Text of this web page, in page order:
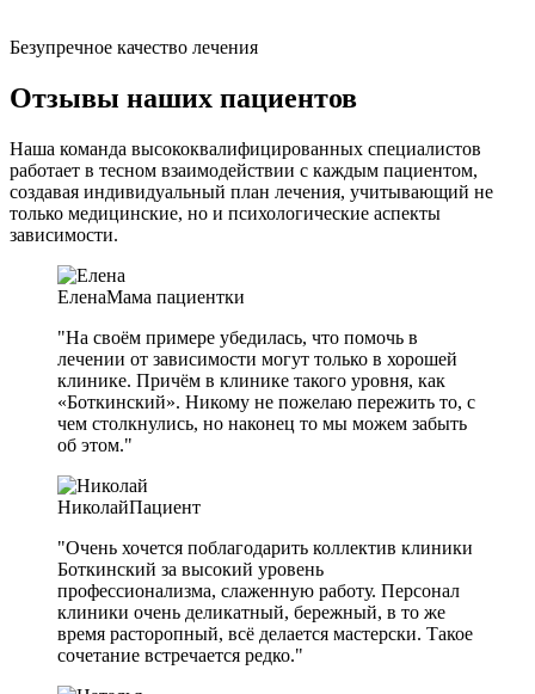
Безупречное качество лечения
Отзывы наших пациентов
Наша команда высококвалифицированных специалистов
работает в тесном взаимодействии с каждым пациентом,
создавая индивидуальный план лечения, учитывающий не
только медицинские, но и психологические аспекты
зависимости.
ЕленаМама пациентки
"На своём примере убедилась, что помочь в
лечении от зависимости могут только в хорошей
клинике. Причём в клинике такого уровня, как
«Боткинский». Никому не пожелаю пережить то, с
чем столкнулись, но наконец то мы можем забыть
об этом."
НиколайПациент
"Очень хочется поблагодарить коллектив клиники
Боткинский за высокий уровень
профессионализма, слаженную работу. Персонал
клиники очень деликатный, бережный, в то же
время расторопный, всё делается мастерски. Такое
сочетание встречается редко."